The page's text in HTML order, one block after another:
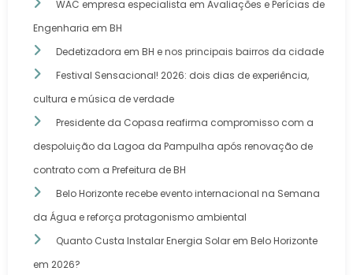
WAC empresa especialista em Avaliações e Perícias de
Engenharia em BH
Dedetizadora em BH e nos principais bairros da cidade
Festival Sensacional! 2026: dois dias de experiência,
cultura e música de verdade
Presidente da Copasa reafirma compromisso com a
despoluição da Lagoa da Pampulha após renovação de
contrato com a Prefeitura de BH
Belo Horizonte recebe evento internacional na Semana
da Água e reforça protagonismo ambiental
Quanto Custa Instalar Energia Solar em Belo Horizonte
em 2026?